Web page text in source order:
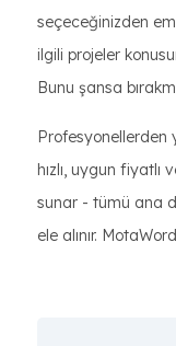
seçeceğinizden
ilgili projeler
Bunu şansa
Profesyonellerden
hızlı, uygun fiyatlı
sunar - tümü ana
ele alınır.